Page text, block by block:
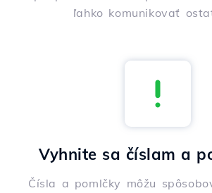
ľahko komunikovať
Vyhnite sa číslam a
Čísla a pomlčky môžu